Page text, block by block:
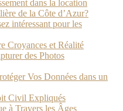
dans la location
de la Côte d’Azur?
intéressant pour les
Croyances et Réalité
des Photos
Vos Données dans un
Civil Expliqués
à Travers les Âges